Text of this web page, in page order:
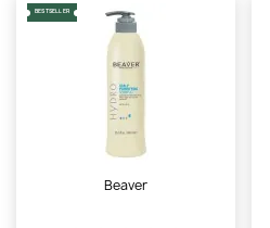
BESTSELLER
Beaver